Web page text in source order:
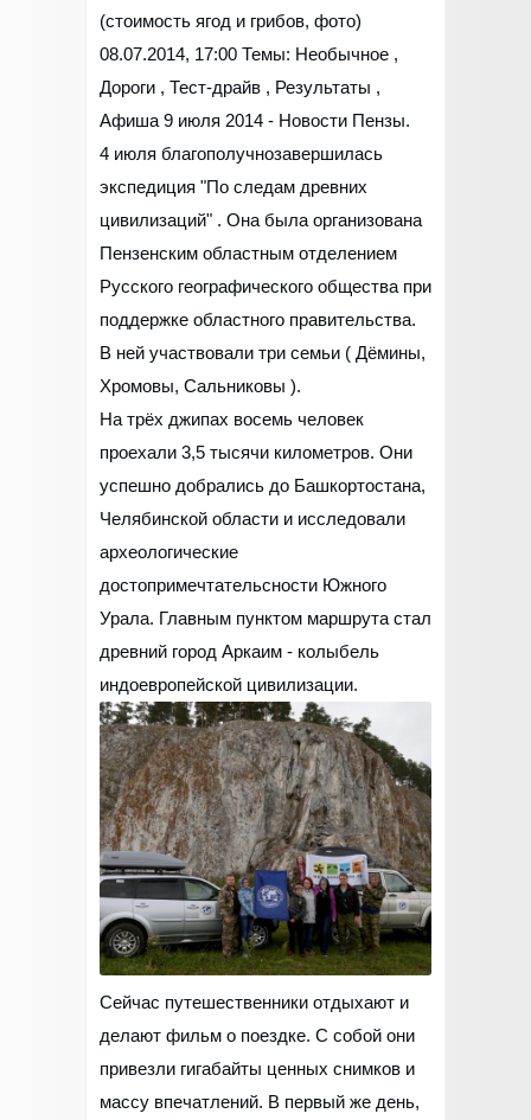
(стоимость ягод и грибов, фото)
08.07.2014, 17:00 Темы: Необычное ,
Дороги , Тест-драйв , Результаты ,
Афиша 9 июля 2014 - Новости Пензы.
4 июля благополучнозавершилась
экспедиция "По следам древних
цивилизаций" . Она была организована
Пензенским областным отделением
Русского географического общества при
поддержке областного правительства.
В ней участвовали три семьи ( Дёмины,
Хромовы, Сальниковы ).
На трёх джипах восемь человек
проехали 3,5 тысячи километров. Они
успешно добрались до Башкортостана,
Челябинской области и исследовали
археологические
достопримечтательсности Южного
Урала. Главным пунктом маршрута стал
древний город Аркаим - колыбель
индоевропейской цивилизации.
Сейчас путешественники отдыхают и
делают фильм о поездке. С собой они
привезли гигабайты ценных снимков и
массу впечатлений. В первый же день,